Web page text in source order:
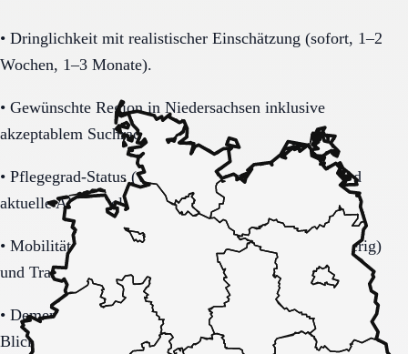
• Dringlichkeit mit realistischer Einschätzung (sofort, 1–2
Wochen, 1–3 Monate).
• Gewünschte Region in Niedersachsen inklusive
akzeptablem Suchradius.
• Pflegegrad-Status (vorhanden, beantragt, unklar) und
aktuelle Alltagsbelastung.
• Mobilität (selbstständig, Rollator, Rollstuhl, bettlägerig)
und Transferbedarf.
• Demenzbezogene Anforderungen (ja, nein, unklar) mit
Blick auf Sicherheitsaspekte.